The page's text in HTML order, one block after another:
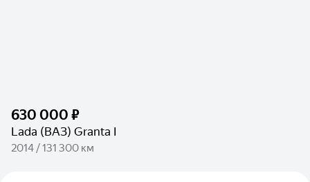
630 000 ₽
Lada (ВАЗ) Granta I
2014 / 131 300 км